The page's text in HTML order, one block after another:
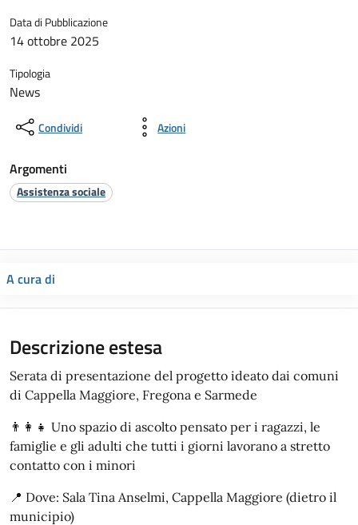
Data di Pubblicazione
14 ottobre 2025
Tipologia
News
Condividi Azioni
Argomenti
Assistenza sociale
A cura di
Descrizione estesa
Serata di presentazione del progetto ideato dai comuni
di Cappella Maggiore, Fregona e Sarmede
👨‍👩‍👧 Uno spazio di ascolto pensato per i ragazzi, le
famiglie e gli adulti che tutti i giorni lavorano a stretto
contatto con i minori
📍 Dove: Sala Tina Anselmi, Cappella Maggiore (dietro il
municipio)